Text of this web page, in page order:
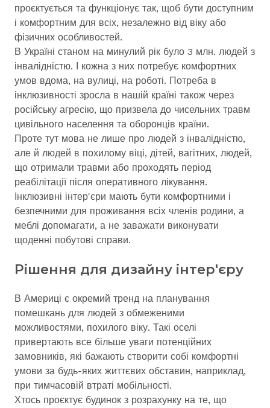
проєктується та функціонує так, щоб бути доступним
і комфортним для всіх, незалежно від віку або
фізичних особливостей.
В Україні станом на минулий рік було 3 млн. людей з
інвалідністю. І кожна з них потребує комфортних
умов вдома, на вулиці, на роботі. Потреба в
інклюзивності зросла в нашій країні також через
російську агресію, що призвела до чисельних травм
цивільного населення та оборонців країни.
Проте тут мова не лише про людей з інвалідністю,
але й людей в похилому віці, дітей, вагітних, людей,
що отримали травми або проходять період
реабілітації після оперативного лікування.
Інклюзивні інтер'єри мають бути комфортними і
безпечними для проживання всіх членів родини, а
меблі допомагати, а не заважати виконувати
щоденні побутові справи.
Рішення для дизайну інтер'єру
В Америці є окремий тренд на планування
помешкань для людей з обмеженими
можливостями, похилого віку. Такі оселі
привертають все більше уваги потенційних
замовників, які бажають створити собі комфортні
умови за будь-яких життєвих обставин, наприклад,
при тимчасовій втраті мобільності.
Хтось проєктує будинок з розрахунку на те, що